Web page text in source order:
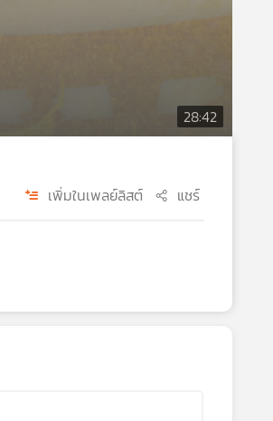
28:42
เพิ่มในเพลย์ลิสต์ แชร์